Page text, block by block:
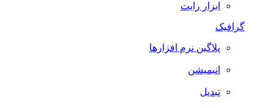
ابزار رایت
گرافیک
پلاگین نرم افزارها
انیمیشن
تبدیل